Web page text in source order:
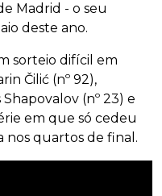
Madrid - o seu
deste ano.
sorteio difícil em
Čilić (nº 92),
(nº 23) e
em que só cedeu
nos quartos de final.